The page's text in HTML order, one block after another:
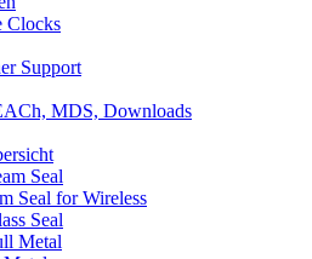
Clocks
Support
MDS, Downloads
Seal
Seal for Wireless
Seal
Metal